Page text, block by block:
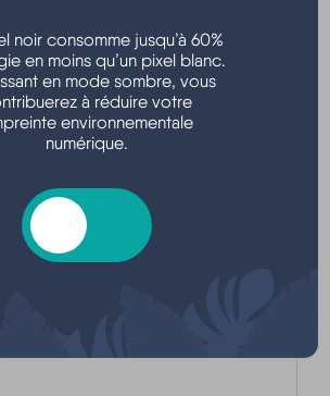
- Impôts - Consommation
noir consomme jusqu’à 60%
en moins qu’un pixel blanc.
en mode sombre, vous
à réduire votre
environnementale
numérique.